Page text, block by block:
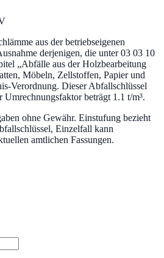
aus der betriebseigenen
derjenigen, die unter 03 03 10
„Abfälle aus der Holzbearbeitung
Möbeln, Zellstoffen, Papier und
Verordnung. Dieser Abfallschlüssel
Umrechnungsfaktor beträgt 1.1 t/m³.
ohne Gewähr. Einstufung bezieht
Einzelfall kann
amtlichen Fassungen.